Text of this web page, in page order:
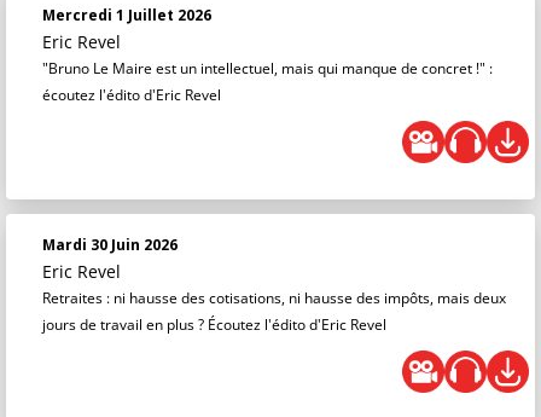
Mercredi 1 Juillet 2026
Eric Revel
"Bruno Le Maire est un intellectuel, mais qui manque de concret !" :
écoutez l'édito d'Eric Revel
Mardi 30 Juin 2026
Eric Revel
Retraites : ni hausse des cotisations, ni hausse des impôts, mais deux
jours de travail en plus ? Écoutez l'édito d'Eric Revel